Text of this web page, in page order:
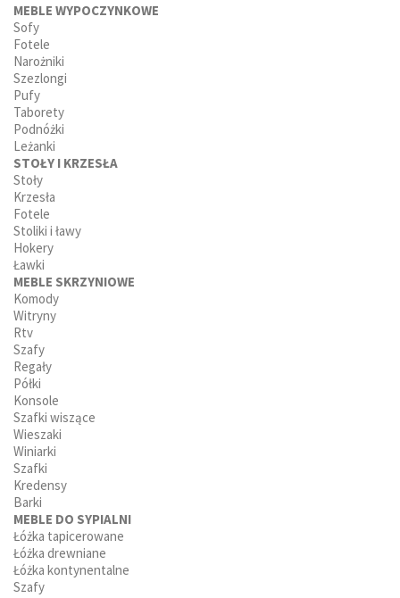
MEBLE WYPOCZYNKOWE
Sofy
Fotele
Narożniki
Szezlongi
Pufy
Taborety
Podnóżki
Leżanki
STOŁY I KRZESŁA
Stoły
Krzesła
Fotele
Stoliki i ławy
Hokery
Ławki
MEBLE SKRZYNIOWE
Komody
Witryny
Rtv
Szafy
Regały
Półki
Konsole
Szafki wiszące
Wieszaki
Winiarki
Szafki
Kredensy
Barki
MEBLE DO SYPIALNI
Łóżka tapicerowane
Łóżka drewniane
Łóżka kontynentalne
Szafy